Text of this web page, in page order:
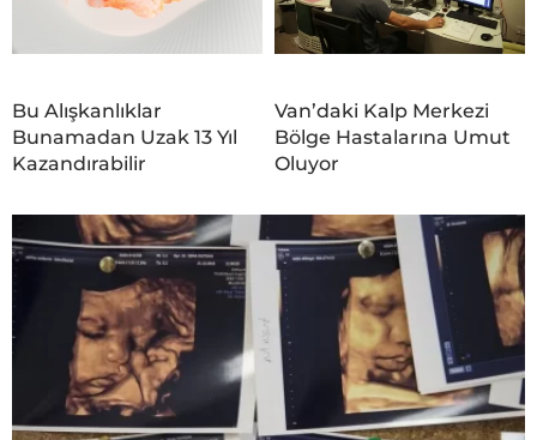
Bu Alışkanlıklar
Bunamadan Uzak 13 Yıl
Kazandırabilir
Van’daki Kalp Merkezi
Bölge Hastalarına Umut
Oluyor